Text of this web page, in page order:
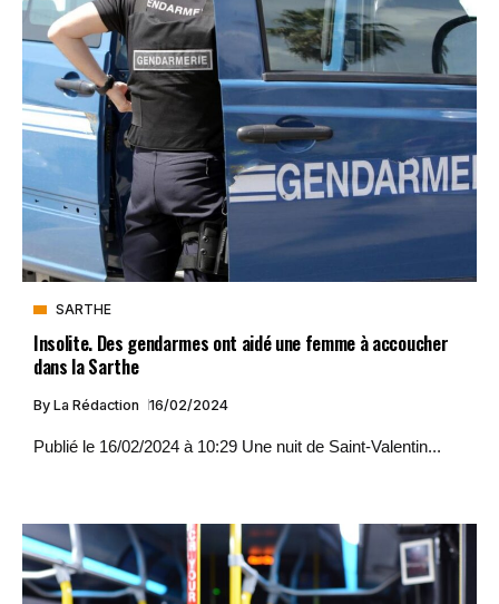
SARTHE
Insolite. Des gendarmes ont aidé une femme à accoucher
dans la Sarthe
By La Rédaction 16/02/2024
Publié le 16/02/2024 à 10:29 Une nuit de Saint-Valentin...